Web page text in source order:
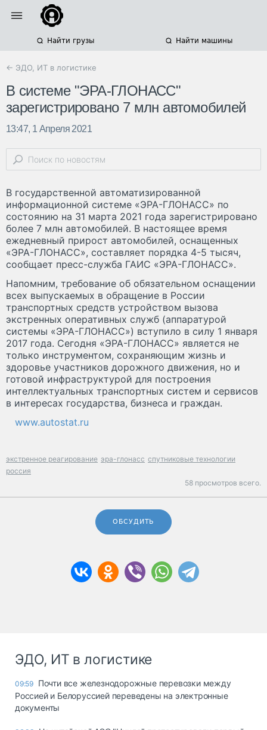
Найти грузы Найти машины
← ЭДО, ИТ в логистике
В системе "ЭРА-ГЛОНАСС"
зарегистрировано 7 млн автомобилей
13:47, 1 Апреля 2021
В государственной автоматизированной
информационной системе «ЭРА-ГЛОНАСС» по
состоянию на 31 марта 2021 года зарегистрировано
более 7 млн автомобилей. В настоящее время
ежедневный прирост автомобилей, оснащенных
«ЭРА-ГЛОНАСС», составляет порядка 4-5 тысяч,
сообщает пресс-служба ГАИС «ЭРА-ГЛОНАСС».
Напомним, требование об обязательном оснащении
всех выпускаемых в обращение в России
транспортных средств устройством вызова
экстренных оперативных служб (аппаратурой
системы «ЭРА-ГЛОНАСС») вступило в силу 1 января
2017 года. Сегодня «ЭРА-ГЛОНАСС» является не
только инструментом, сохраняющим жизнь и
здоровье участников дорожного движения, но и
готовой инфраструктурой для построения
интеллектуальных транспортных систем и сервисов
в интересах государства, бизнеса и граждан.
www.autostat.ru
экстренное реагирование эра-глонасс спутниковые технологии
россия
58 просмотров всего.
ОБСУДИТЬ
ЭДО, ИТ в логистике
09:59 Почти все железнодорожные перевозки между
Россией и Белоруссией переведены на электронные
документы